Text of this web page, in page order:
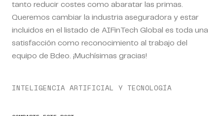
tanto reducir costes como abaratar las primas
Queremos cambiar la industria aseguradora y estar
incluidos en el listado de AIFinTech Global es toda una
satisfacción como reconocimiento al trabajo del
equipo de Bdeo. ¡Muchísimas gracias!
INTELIGENCIA ARTIFICIAL Y TECNOLOGÍA